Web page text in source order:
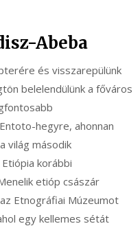
Abeba
és visszarepülünk
belelendülünk a főváros
hegyre, ahonnan
világ második
korábbi
etióp császár
Etnográfiai Múzeumot
egy kellemes sétát